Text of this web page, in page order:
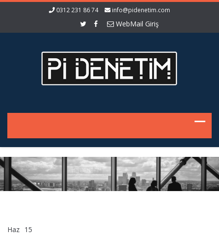
0312 231 86 74 info@pidenetim.com
WebMail Giriş
Haz 15